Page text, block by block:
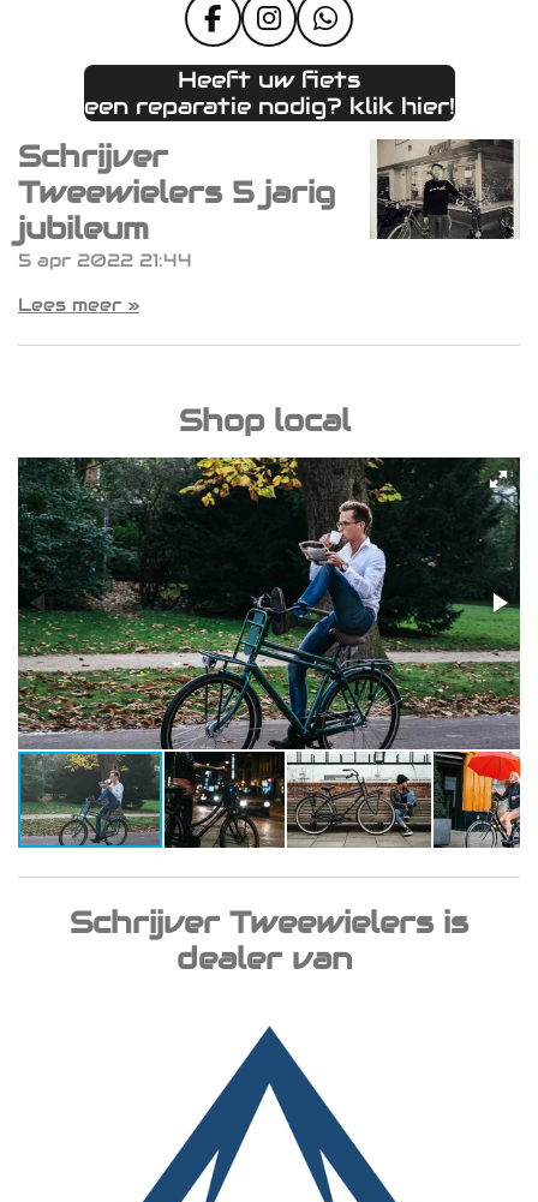
F
a
c
e
o
I
n
s
t
r
a
W
h
a
t
p
p
Heeft uw fiets
een reparatie nodig? klik hier!
Schrijver
Tweewielers 5 jarig
jubileum
5 apr 2022 21:44
Lees meer »
Shop local
Schrijver Tweewielers is
dealer van